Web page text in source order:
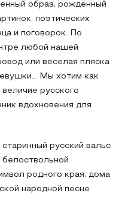
образ, рождённый
поэтических
и поговорок. По
любой нашей
или веселая пляска
Мы хотим как
русского
вдохновения для
русский вальс
родного края, дома
народной песне